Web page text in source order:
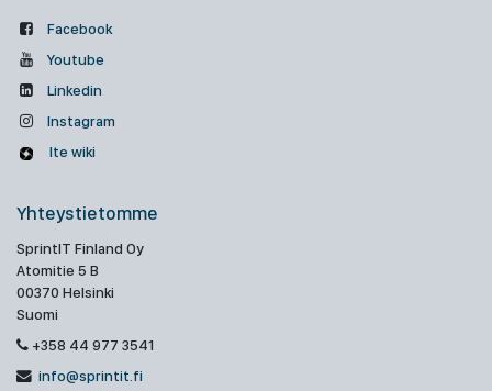
Facebook
Youtube
Linkedin
Instagram
Ite wiki
Yhteystietomme
SprintIT Finland Oy
Atomitie 5 B
00370 Helsinki
Suomi
+358 44 977 3541
info@sprintit.fi